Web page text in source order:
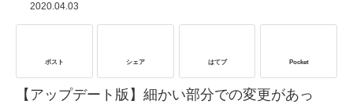
お役立ち資料
2020.04.03
ポスト シェア はてブ Pocket
【アップデート版】細かい部分での変更があっ